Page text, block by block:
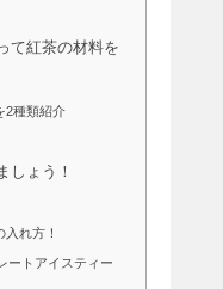
て紅茶の材料を
2種類紹介
しょう！
れ方！
ートアイスティー